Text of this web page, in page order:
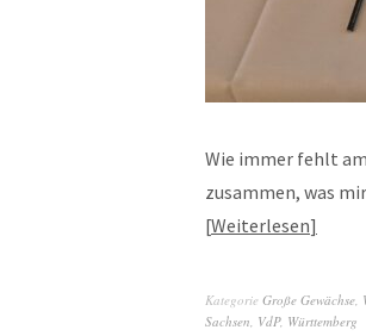
Wie immer fehlt
zusammen, was
Weiterlesen
Kategorie Große Gewächse,
Sachsen, VdP, Württemberg